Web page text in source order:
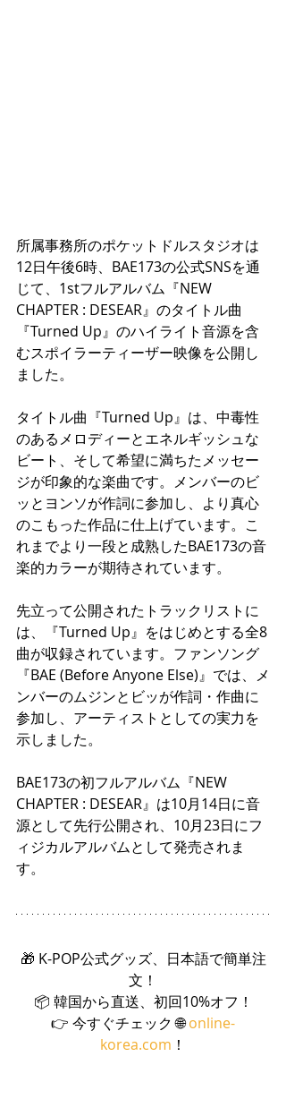
所属事務所のポケットドルスタジオは
12日午後6時、BAE173の公式SNSを通
じて、1stフルアルバム『NEW
CHAPTER : DESEAR』のタイトル曲
『Turned Up』のハイライト音源を含
むスポイラーティーザー映像を公開し
ました。
タイトル曲『Turned Up』は、中毒性
のあるメロディーとエネルギッシュな
ビート、そして希望に満ちたメッセー
ジが印象的な楽曲です。メンバーのビ
ッとヨンソが作詞に参加し、より真心
のこもった作品に仕上げています。こ
れまでより一段と成熟したBAE173の音
楽的カラーが期待されています。
先立って公開されたトラックリストに
は、『Turned Up』をはじめとする全8
曲が収録されています。ファンソング
『BAE (Before Anyone Else)』では、メ
ンバーのムジンとビッが作詞・作曲に
参加し、アーティストとしての実力を
示しました。
BAE173の初フルアルバム『NEW
CHAPTER : DESEAR』は10月14日に音
源として先行公開され、10月23日にフ
ィジカルアルバムとして発売されま
す。
🎁 K-POP公式グッズ、日本語で簡単注
文！
📦 韓国から直送、初回10%オフ！
👉 今すぐチェック 🌐 online-
korea.com ！